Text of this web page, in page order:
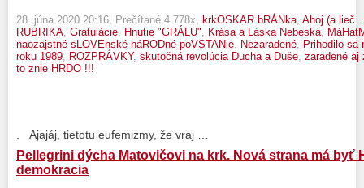
28. júna 2020 20:16 , Prečítané 4 778x, krkOSKAR bRÁNka Ahoj (a lieč
RUBRIKA Gratulácie Hnutie "GRÁLU" Krása a Láska Nebeská
naozajstné sLOVEnské náRODné poVSTANie Nezaradené Prihodilo sa
roku 1989 ROZPRÁVKY, skutočná revolúcia Ducha a Duše zaradené aj
to znie HRDO !!!
. Ajajáj, tietotu eufemizmy, že vraj …
Pellegrini dýcha Matovičovi na krk. Nová strana má byť
demokracia